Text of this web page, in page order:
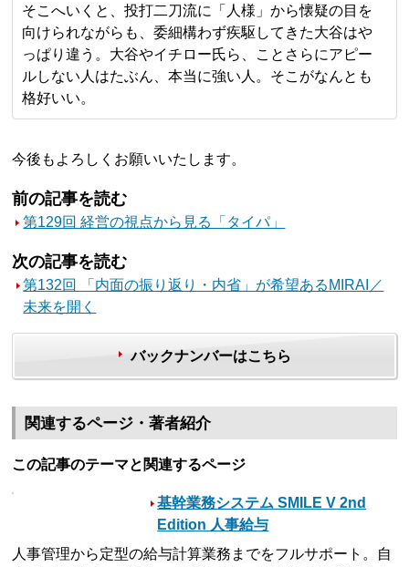
そこへいくと、投打二刀流に「人様」から懐疑の目を
向けられながらも、委細構わず疾駆してきた大谷はや
っぱり違う。大谷やイチロー氏ら、ことさらにアピー
ルしない人はたぶん、本当に強い人。そこがなんとも
格好いい。
今後もよろしくお願いいたします。
前の記事を読む
第129回 経営の視点から見る「タイパ」
次の記事を読む
第132回 「内面の振り返り・内省」が希望あるMIRAI／
未来を開く
バックナンバーはこちら
関連するページ・著者紹介
この記事のテーマと関連するページ
基幹業務システム SMILE V 2nd
Edition 人事給与
人事管理から定型の給与計算業務までをフルサポート。自